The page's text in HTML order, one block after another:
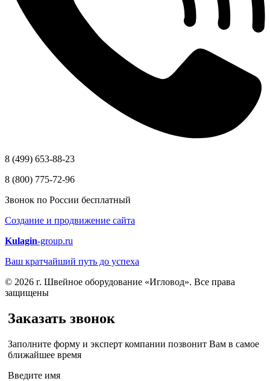
8 (499) 653-88-23
8 (800) 775-72-96
Звонок по России бесплатный
Создание и продвижение сайта
Kulagin-group.ru
Ваш кратчайший путь до успеха
© 2026 г. Швейное оборудование «Игловод». Все права
защищены
Заказать звонок
Заполните форму и эксперт компании позвонит Вам в самое
ближайшее время
Введите имя